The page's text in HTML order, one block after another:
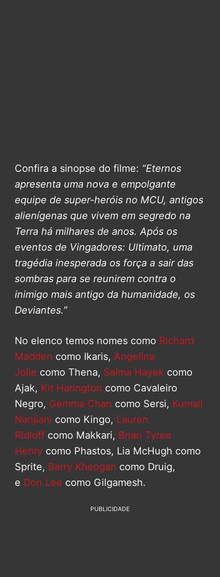
Confira a sinopse do filme: “Eternos
apresenta uma nova e empolgante
equipe de super-heróis no MCU, antigos
alienígenas que vivem em segredo na
Terra há milhares de anos. Após os
eventos de Vingadores: Ultimato, uma
tragédia inesperada os força a sair das
sombras para se reunirem contra o
inimigo mais antigo da humanidade, os
Deviantes.”
No elenco temos nomes como Richard
Madden como Ikaris, Angelina
Jolie como Thena, Salma Hayek como
Ajak, Kit Harington como Cavaleiro
Negro, Gemma Chan como Sersi, Kumail
Nanjiani como Kingo, Lauren
Ridloff como Makkari, Brian Tyree
Henry como Phastos, Lia McHugh como
Sprite, Barry Kheogan como Druig,
e Don Lee como Gilgamesh.
PUBLICIDADE